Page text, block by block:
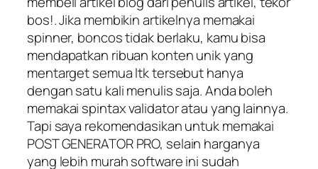
bos!. Jika membikin artikelnya memakai
spinner, boncos tidak berlaku, kamu bisa
mendapatkan ribuan konten unik yang
mentarget semua ltk tersebut hanya
dengan satu kali menulis saja. Anda boleh
memakai spintax validator atau yang lainnya.
Tapi saya rekomendasikan untuk memakai
POST GENERATOR PRO, selain harganya
yang lebih murah software ini sudah